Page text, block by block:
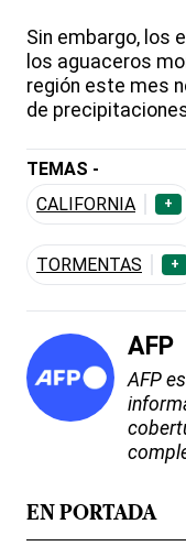
Sin embargo, los
los aguaceros
región este mes
de
TEMAS -
CALIFORNIA
+
TORMENTAS +
AFP
AFP
EN PORTADA